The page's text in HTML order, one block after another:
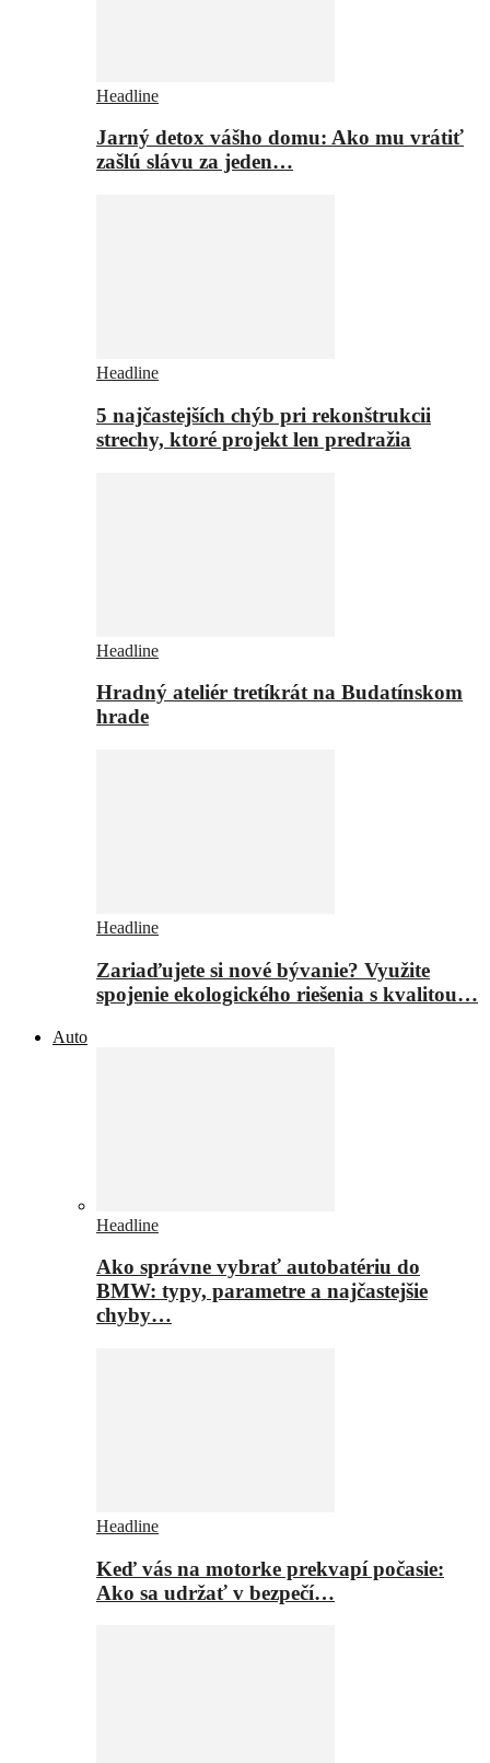
Headline
Jarný detox vášho domu: Ako mu vrátiť
zašlú slávu za jeden…
Headline
5 najčastejších chýb pri rekonštrukcii
strechy, ktoré projekt len predražia
Headline
Hradný ateliér tretíkrát na Budatínskom
hrade
Headline
Zariaďujete si nové bývanie? Využite
spojenie ekologického riešenia s kvalitou…
Auto
Headline
Ako správne vybrať autobatériu do
BMW: typy, parametre a najčastejšie
chyby…
Headline
Keď vás na motorke prekvapí počasie:
Ako sa udržať v bezpečí…